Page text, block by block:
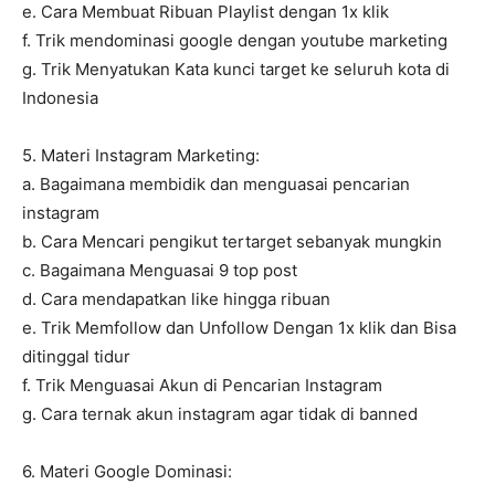
e. Cara Membuat Ribuan Playlist dengan 1x klik
f. Trik mendominasi google dengan youtube marketing
g. Trik Menyatukan Kata kunci target ke seluruh kota di
Indonesia
5. Materi Instagram Marketing:
a. Bagaimana membidik dan menguasai pencarian
instagram
b. Cara Mencari pengikut tertarget sebanyak mungkin
c. Bagaimana Menguasai 9 top post
d. Cara mendapatkan like hingga ribuan
e. Trik Memfollow dan Unfollow Dengan 1x klik dan Bisa
ditinggal tidur
f. Trik Menguasai Akun di Pencarian Instagram
g. Cara ternak akun instagram agar tidak di banned
6. Materi Google Dominasi: